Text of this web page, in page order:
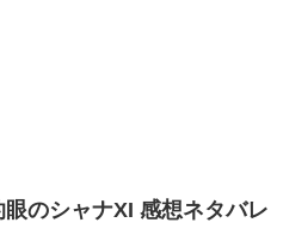
眼のシャナXI 感想ネタバレ